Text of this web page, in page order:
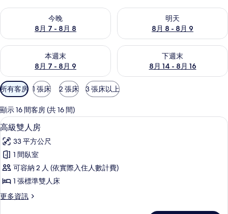
今晚
8月 7 - 8月 8
查看今晚 (8月 7 - 8月 8) 的供應情況
明天
8月 8 - 8月 9
查看明天 (8月 8 - 8月 9) 的供
本週末
8月 7 - 8月 9
查看本週末 (8月 7 - 8月 9) 的供應情況
下週末
8月 14 - 8月 16
查看下週末 (8月 14 - 8月 16)
可
用
的
客
房
篩
選
條
所有客房 1 張床 2 張床 3 張床以上
顯示 16 間客房 (共 16 間)
顯
示
高
級
雙
人
房
羽絨被、客房內保險箱、筆電工作空
8
高級雙人房
33 平方公尺
1 間臥室
可容納 2 人 (依實際入住人數計費)
1 張標準雙人床
更多資訊
更